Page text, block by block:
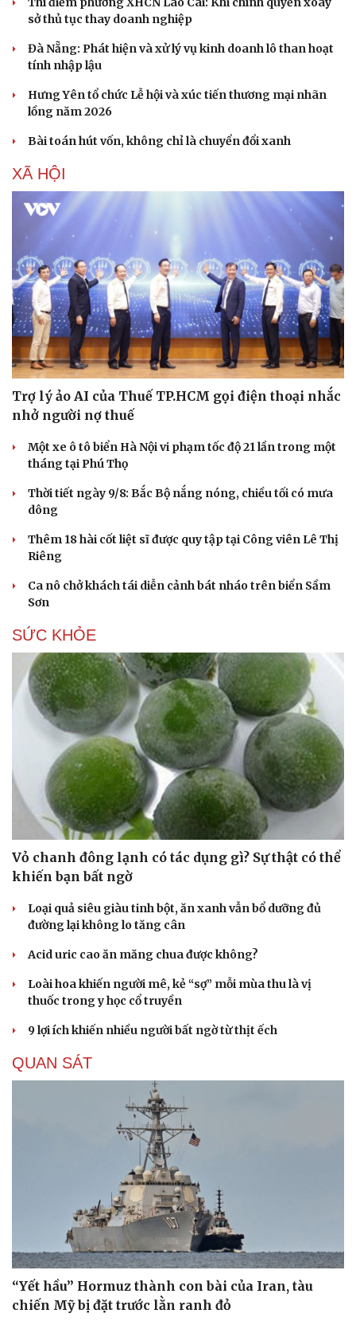
Du lịch
Tư vấn
Săn Tour
check-in
Podcast
Đọc truyện đêm khuya
sở thủ tục thay doanh nghiệp
Đà Nẵng: Phát hiện và xử lý vụ kinh doanh lô than hoạt
tính nhập lậu
Hưng Yên tổ chức Lễ hội và xúc tiến thương mại nhãn
lồng năm 2026
Bài toán hút vốn, không chỉ là chuyển đổi xanh
XÃ HỘI
Trợ lý ảo AI của Thuế TP.HCM gọi điện thoại nhắc
nhở người nợ thuế
Một xe ô tô biển Hà Nội vi phạm tốc độ 21 lần trong một
tháng tại Phú Thọ
Thời tiết ngày 9/8: Bắc Bộ nắng nóng, chiều tối có mưa
dông
Thêm 18 hài cốt liệt sĩ được quy tập tại Công viên Lê Thị
Riêng
Ca nô chở khách tái diễn cảnh bát nháo trên biển Sầm
Sơn
SỨC KHỎE
Vỏ chanh đông lạnh có tác dụng gì? Sự thật có thể
khiến bạn bất ngờ
Loại quả siêu giàu tinh bột, ăn xanh vẫn bổ dưỡng đủ
đường lại không lo tăng cân
Acid uric cao ăn măng chua được không?
Loài hoa khiến người mê, kẻ “sợ” mỗi mùa thu là vị
thuốc trong y học cổ truyền
9 lợi ích khiến nhiều người bất ngờ từ thịt ếch
QUAN SÁT
“Yết hầu” Hormuz thành con bài của Iran, tàu
chiến Mỹ bị đặt trước lằn ranh đỏ